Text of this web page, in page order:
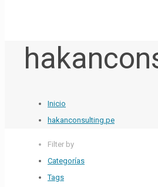
Inicio
hakanconsulting.pe
Filter by
Categorías
Tags